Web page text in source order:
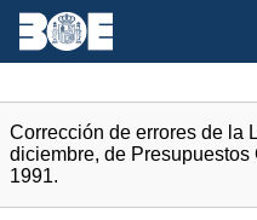
Corrección de errores de la
diciembre, de
1991.